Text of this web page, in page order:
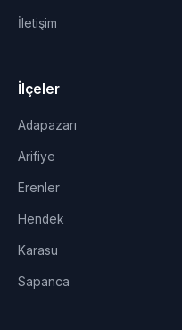
İletişim
İlçeler
Adapazarı
Arifiye
Erenler
Hendek
Karasu
Sapanca